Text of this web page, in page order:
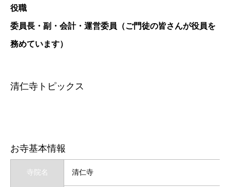
役職
委員長・副・会計・運営委員（ご門徒の皆さんが役員を
務めています）
清仁寺トピックス
お寺基本情報
寺院名 清仁寺